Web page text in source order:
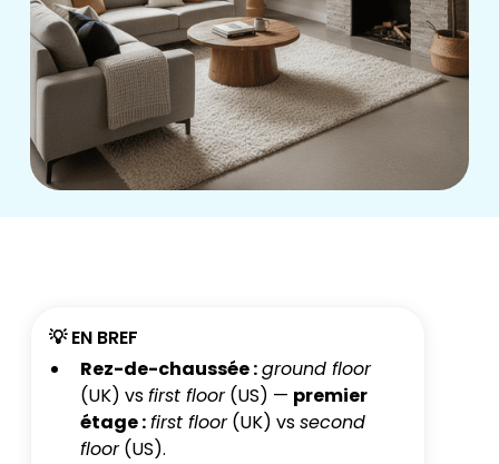
💡 EN BREF
Rez-de-chaussée :ground floor
(UK) vsfirst floor(US) — premier
étage :first floor(UK) vssecond
floor(US).